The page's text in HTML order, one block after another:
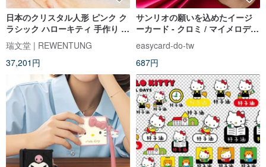
日本のクリスタル人形 ピンク ク
ラシック ハローキティ 手作り ス
ティッキー コレクション アンテ
ィーク スワロフスキー
瑞文堂 | REWENTUNG
37,201円
サンリオの願いを込めたイージ
ーカード - クロミ / マイメロディ
/ ポムポムプリン / シナモロール
/ ハローキティ
easycard-do-tw
687円